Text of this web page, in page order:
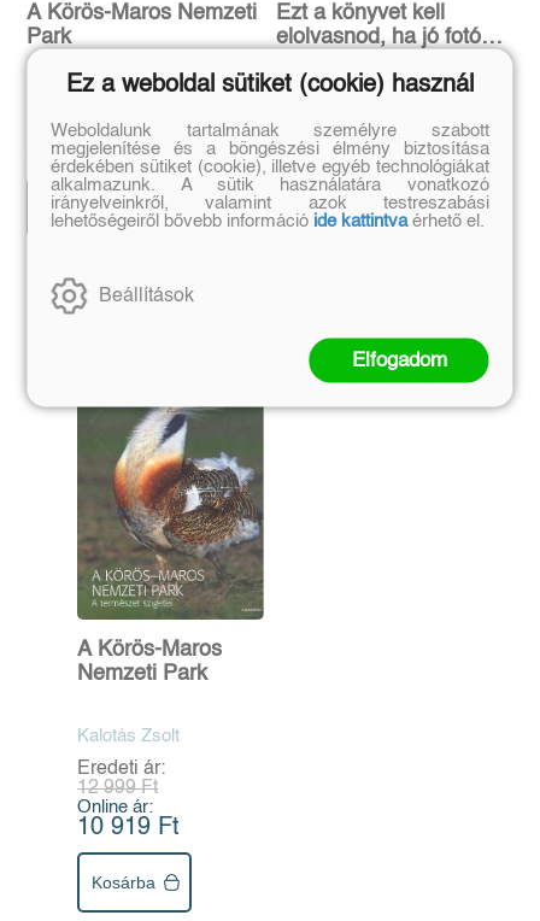
A Körös-Maros Nemzeti
Park
Eredeti ár:
12 999 Ft
Online ár:
10 919 Ft
Kosárba
Ezt a könyvet kell
elolvasnod, ha jó fotókat
kiadás)
Henry Carroll
Eredeti ár:
6 995 Ft
Kötött ár:
6 296 Ft
Kosárba
Szerző további művei
A Körös-Maros
Nemzeti Park
Kalotás Zsolt
Eredeti ár:
12 999 Ft
Online ár:
10 919 Ft
Kosárba
Ez a weboldal sütiket (cookie) használ
Weboldalunk tartalmának személyre szabott
megjelenítése és a böngészési élmény biztosítása
érdekében sütiket (cookie), illetve egyéb technológiákat
alkalmazunk. A sütik használatára vonatkozó
irányelveinkről, valamint azok testreszabási
lehetőségeiről bővebb információ ide kattintvaérhető el.
Beállítások
Elfogadom